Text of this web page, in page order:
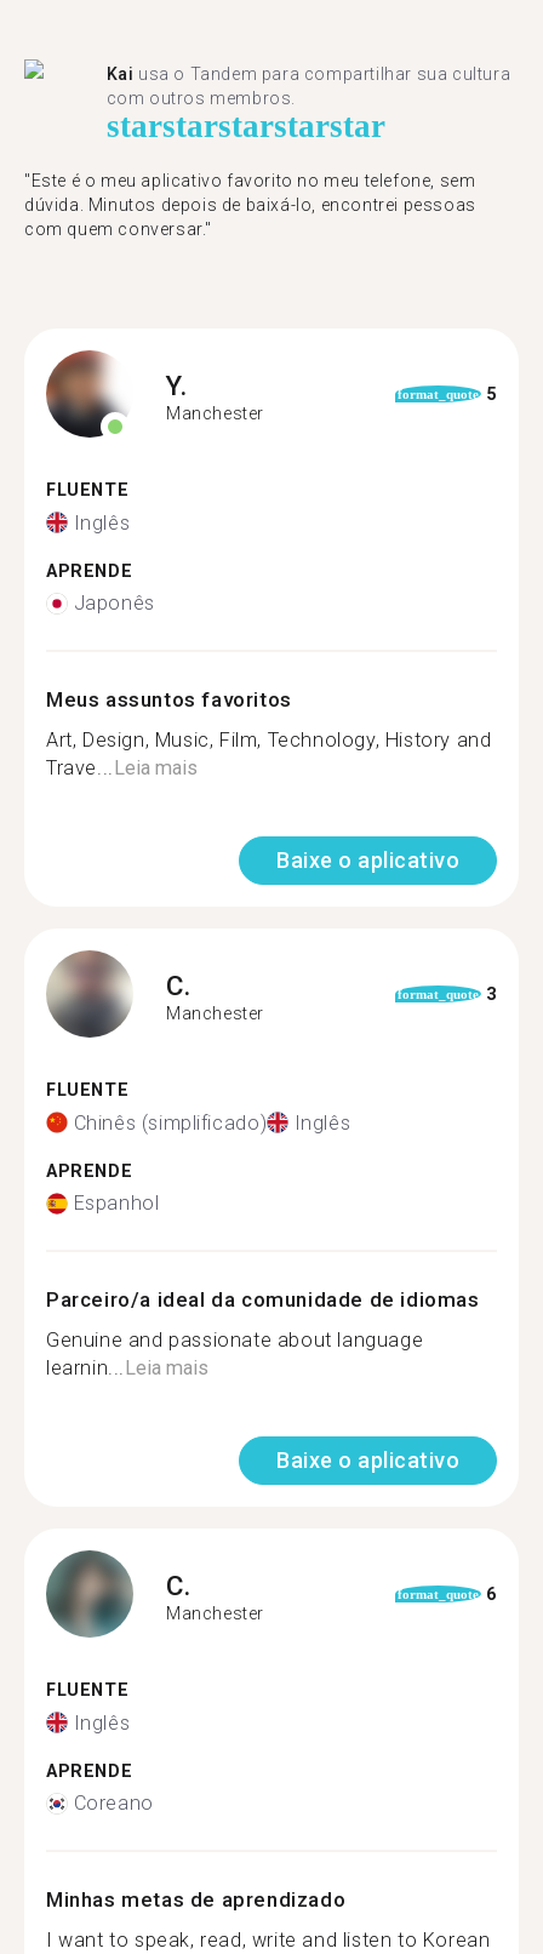
Kai usa o Tandem para compartilhar sua cultura
com outros membros.
starstarstarstarstar
"Este é o meu aplicativo favorito no meu telefone, sem
dúvida. Minutos depois de baixá-lo, encontrei pessoas
com quem conversar."
Y.
Manchester
format_quote 5
FLUENTE
Inglês
APRENDE
Japonês
Meus assuntos favoritos
Art, Design, Music, Film, Technology, History and
Trave...Leia mais
Baixe o aplicativo
C.
Manchester
format_quote 3
FLUENTE
Chinês (simplificado) Inglês
APRENDE
Espanhol
Parceiro/a ideal da comunidade de idiomas
Genuine and passionate about language
learnin...Leia mais
Baixe o aplicativo
C.
Manchester
format_quote 6
FLUENTE
Inglês
APRENDE
Coreano
Minhas metas de aprendizado
I want to speak, read, write and listen to Korean